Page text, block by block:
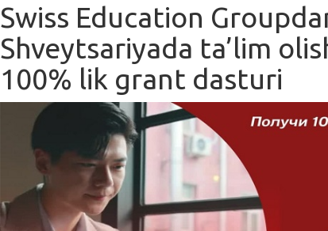
Swiss Education
Shveytsariyada ta’lim
100% lik grant dasturi